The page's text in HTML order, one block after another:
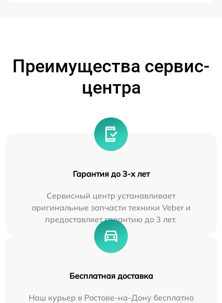
Преимущества сервис-
центра
Гарантия до 3-х лет
Сервисный центр устанавливает
оригинальные запчасти техники Veber и
предоставляет гарантию до 3 лет.
Бесплатная доставка
Наш курьер в Ростове-на-Дону бесплатно